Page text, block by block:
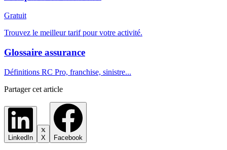
Gratuit
Trouvez le meilleur tarif pour votre activité.
Glossaire assurance
Définitions RC Pro, franchise, sinistre...
Partager cet article
LinkedIn X Facebook